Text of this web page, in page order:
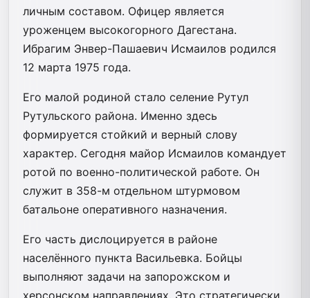
личным составом. Офицер является
уроженцем высокогорного Дагестана.
Ибрагим Энвер-Пашаевич Исмаилов родился
12 марта 1975 года.
Его малой родиной стало селение Рутул
Рутульского района. Именно здесь
формируется стойкий и верный слову
характер. Сегодня майор Исмаилов командует
ротой по военно-политической работе. Он
служит в 358-м отдельном штурмовом
батальоне оперативного назначения.
Его часть дислоцируется в районе
населённого пункта Васильевка. Бойцы
выполняют задачи на запорожском и
херсонском направлениях. Это стратегически